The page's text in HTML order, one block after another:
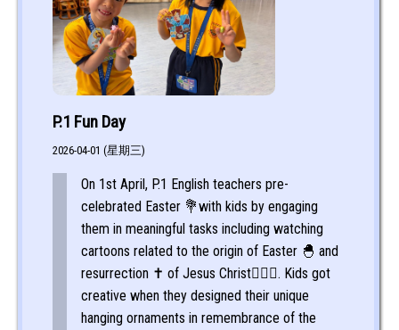
P.1 Fun Day
2026-04-01 (星期三)
On 1st April, P.1 English teachers pre-
celebrated Easter 💐with kids by engaging
them in meaningful tasks including watching
cartoons related to the origin of Easter 🐣 and
resurrection ✝️ of Jesus Christ🧔🏽‍♀️. Kids got
creative when they designed their unique
hanging ornaments in remembrance of the